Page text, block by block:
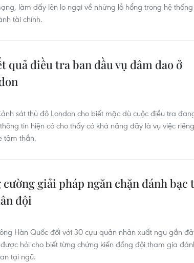
làm dấy lên lo ngại về những lỗ hổng trong hệ
tài chính.
quả điều tra ban đầu vụ đâm dao ở
sát thủ đô London cho biết mặc dù cuộc điều tra
tin hiện có cho thấy có khả năng đây là vụ việc
tâm thần.
cường giải pháp ngăn chặn đánh bạc
đội
Hàn Quốc đối với 30 cựu quân nhân xuất ngũ gần
hỏi cho biết từng chứng kiến đồng đội tham gia
tại ngũ.